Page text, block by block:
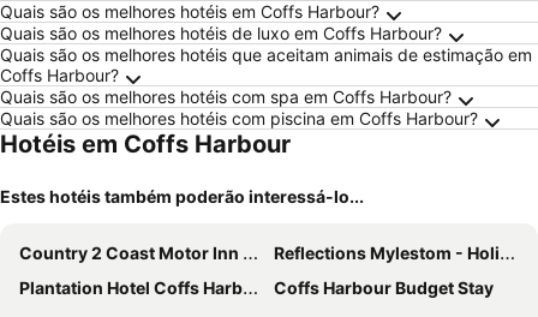
Quais são os melhores hotéis em Coffs Harbour?
Quais são os melhores hotéis de luxo em Coffs Harbour?
Quais são os melhores hotéis que aceitam animais de estimação em
Coffs Harbour?
Quais são os melhores hotéis com spa em Coffs Harbour?
Quais são os melhores hotéis com piscina em Coffs Harbour?
Hotéis em Coffs Harbour
Estes hotéis também poderão interessá-lo...
Country 2 Coast Motor Inn Coffs Harbour
Reflections Mylestom - Holiday Park
Plantation Hotel Coffs Harbour
Coffs Harbour Budget Stay